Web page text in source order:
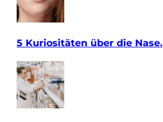
5 Kuriositäten über die Nase.